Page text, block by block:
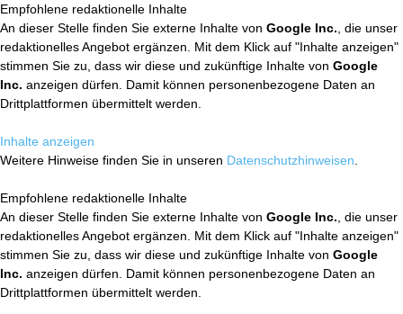
Empfohlene redaktionelle Inhalte
An dieser Stelle finden Sie externe Inhalte von Google Inc. , die unser
redaktionelles Angebot ergänzen. Mit dem Klick auf "Inhalte anzeigen"
stimmen Sie zu, dass wir diese und zukünftige Inhalte von Google
Inc. anzeigen dürfen. Damit können personenbezogene Daten an
Drittplattformen übermittelt werden.
Inhalte anzeigen
Weitere Hinweise finden Sie in unseren Datenschutzhinweisen
Empfohlene redaktionelle Inhalte
An dieser Stelle finden Sie externe Inhalte von Google Inc. , die unser
redaktionelles Angebot ergänzen. Mit dem Klick auf "Inhalte anzeigen"
stimmen Sie zu, dass wir diese und zukünftige Inhalte von Google
Inc. anzeigen dürfen. Damit können personenbezogene Daten an
Drittplattformen übermittelt werden.